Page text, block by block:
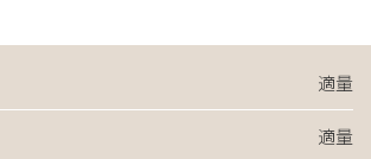
適量
適量